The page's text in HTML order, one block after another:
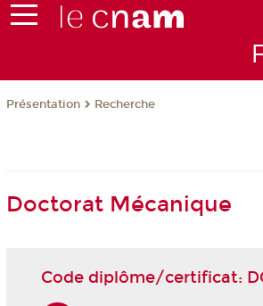
Présentation Recherche
Doctorat Mécanique
Code diplôme/certificat: